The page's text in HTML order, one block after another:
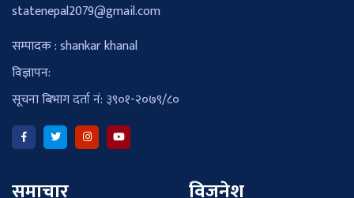
statenepal2079@gmail.com
सम्पादक : shankar khanal
विज्ञापन:
सूचना बिभाग दर्ता नं: ३९०१-२०७९/८०